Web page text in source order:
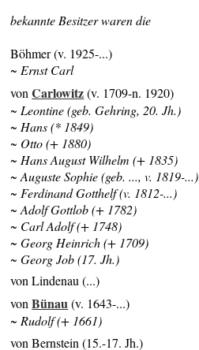
bekannte Besitzer waren die
Böhmer (v. 1925-...)
~ Ernst Carl
vonCarlowitz(v. 1709-n. 1920)
~ Leontine (geb. Gehring, 20. Jh.)
~ Hans (* 1849)
~ Otto (+ 1880)
~ Hans August Wilhelm (+ 1835)
~ Auguste Sophie (geb. ..., v. 1819-...)
~ Ferdinand Gotthelf (v. 1812-...)
~ Adolf Gottlob (+ 1782)
~ Carl Adolf (+ 1748)
~ Georg Heinrich (+ 1709)
~ Georg Job (17. Jh.)
von Lindenau (...)
vonBünau(v. 1643-...)
~ Rudolf (+ 1661)
von Bernstein (15.-17. Jh.)